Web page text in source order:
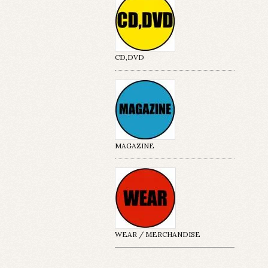
CD,DVD
MAGAZINE
WEAR / MERCHANDISE